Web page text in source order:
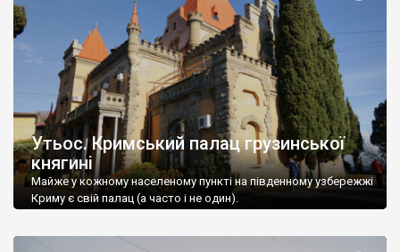
Утьос. Кримський палац грузинської
княгині
Майже у кожному населеному пункті на південному узбережжі
Криму є свій палац (а часто і не один).